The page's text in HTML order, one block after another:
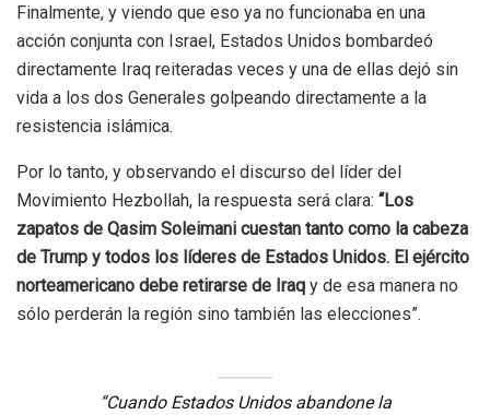
Finalmente, y viendo que eso ya no funcionaba en una
acción conjunta con Israel, Estados Unidos bombardeó
directamente Iraq reiteradas veces y una de ellas dejó sin
vida a los dos Generales golpeando directamente a la
resistencia islámica.
Por lo tanto, y observando el discurso del líder del
Movimiento Hezbollah, la respuesta será clara: “Los
zapatos de Qasim Soleimani cuestan tanto como la cabeza
de Trump y todos los líderes de Estados Unidos. El ejército
norteamericano debe retirarse de Iraq y de esa manera no
sólo perderán la región sino también las elecciones”.
“Cuando Estados Unidos abandone la